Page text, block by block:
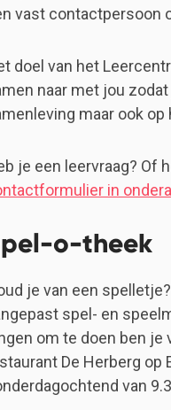
vast contactpersoon
doel van het
naar met jou
maar ook
je een leervraag? Of
in
o-theek
je van een
spel- en
om te doen ben je
De Herberg op
van